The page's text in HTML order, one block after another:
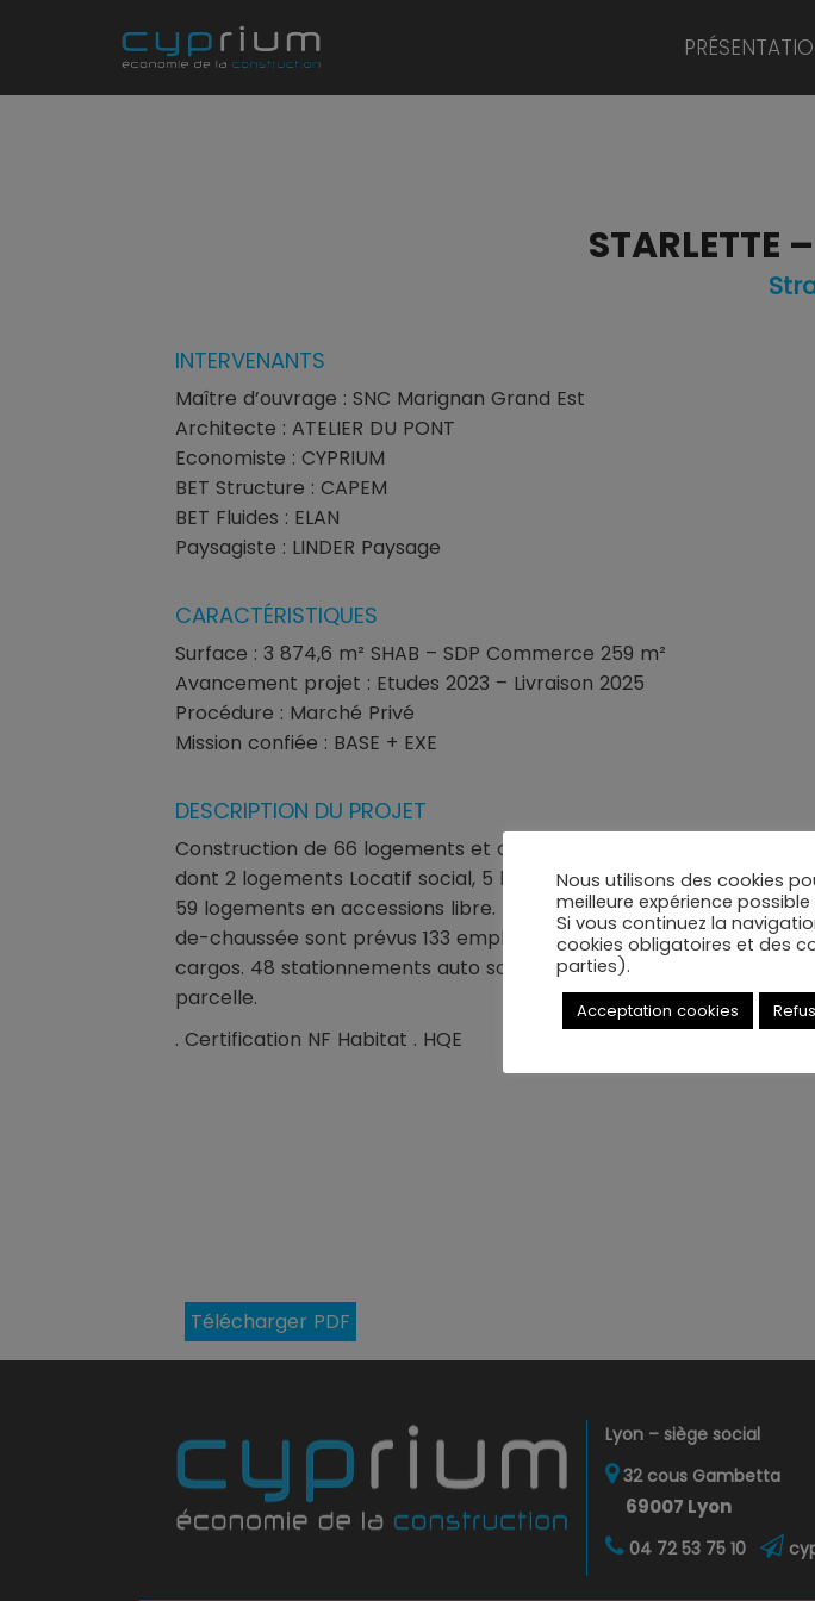
STARLETTE
INTERVENANTS
Maître d’ouvrage : SNC Marignan Grand Est
Architecte : ATELIER DU PONT
Economiste : CYPRIUM
BET Structure : CAPEM
BET Fluides : ELAN
Paysagiste : LINDER Paysage
CARACTÉRISTIQUES
Surface : 3 874,6 m² SHAB – SDP Commerce 259 m²
Avancement projet : Etudes 2023 – Livraison 2025
Procédure : Marché Privé
Mission confiée : BASE + EXE
DESCRIPTION DU PROJET
Construction de 66 logements et d’un local commercial de 259m²,
dont 2 logements Locatif social, 5 logements Accession sociale et
59 logements en accessions libre. Bâtiment en R+5 et R+8. Au rez-
de-chaussée sont prévus 133 emplacements vélos dont 2 vélos
cargos. 48 stationnements auto sont déportés sur une autre
parcelle.
. Certification NF Habitat . HQE
Télécharger PDF
Lyon – siège social
32 cous Gambetta
69007 Lyon
04 72 53 75 10
Nous utilisons des cookies
meilleure expérience
Si vous continuez la
cookies obligatoires et des
parties).
Acceptation cookies